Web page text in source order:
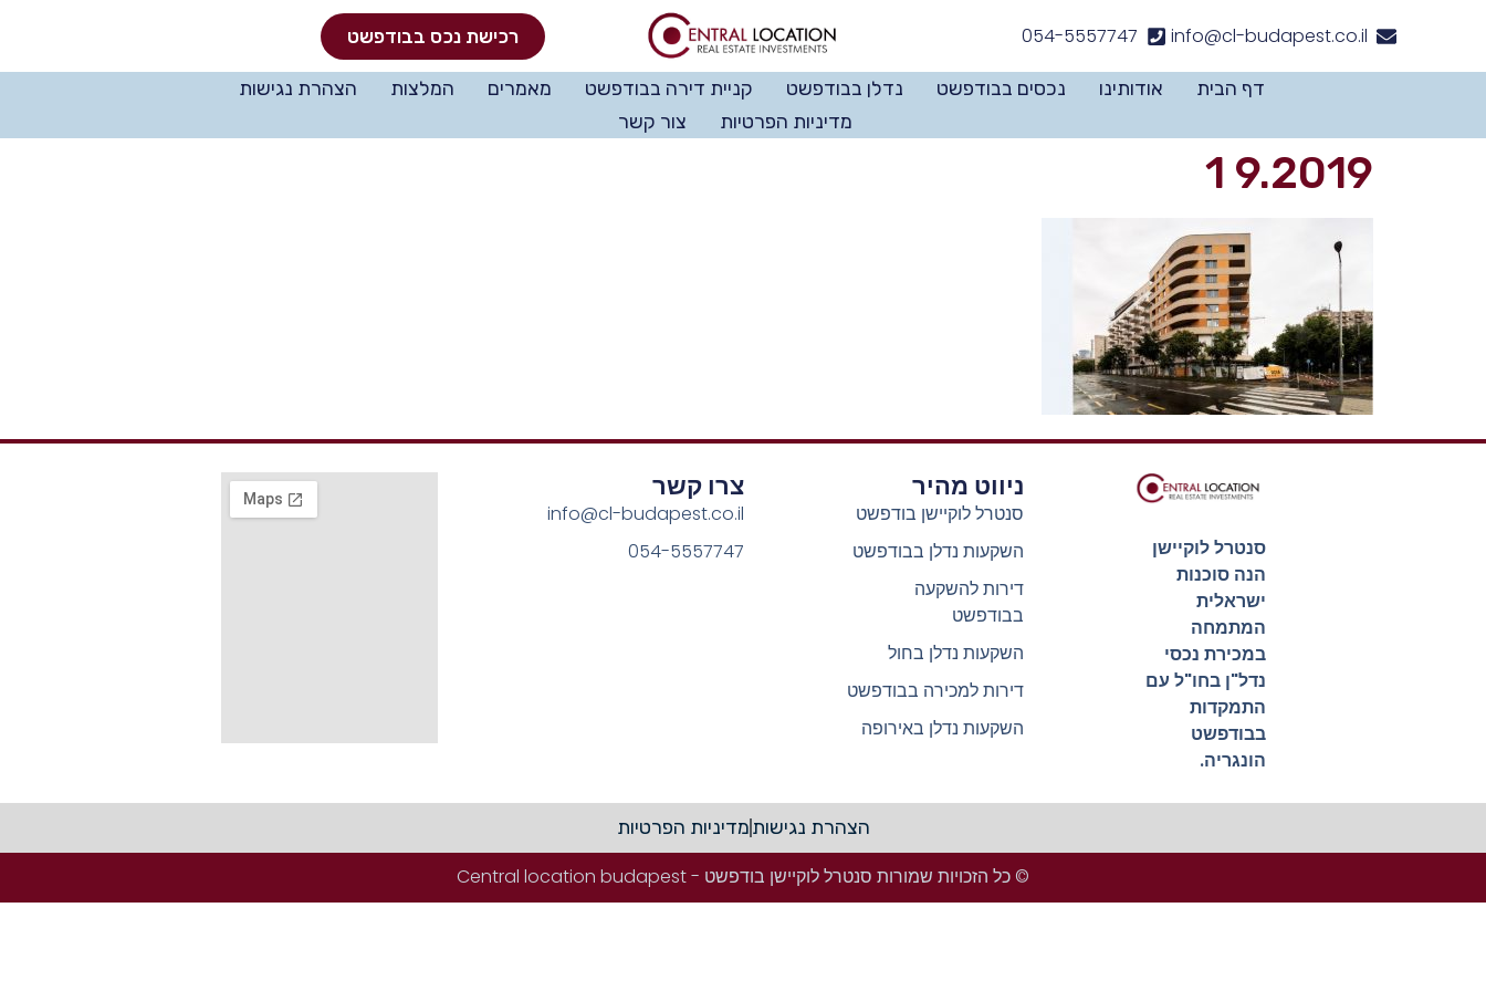
info@cl-budapest.co.il
054-5557747 רכישת נכס בבודפשט
דף הבית אודותינו נכסים בבודפשט נדלן בבודפשט קניית דירה בבודפשט מאמרים המלצות
הצהרת נגישות
מדיניות הפרטיות
צור קשר
9.2019 1
סנטרל לוקיישן
הנה סוכנות
ישראלית
המתמחה
במכירת נכסי
נדל"ן בחו"ל עם
התמקדות
בבודפשט
הונגריה.
ניווט מהיר
סנטרל לוקיישן בודפשט
השקעות נדלן בבודפשט
דירות להשקעה
בבודפשט
השקעות נדלן בחול
דירות למכירה בבודפשט
השקעות נדלן באירופה
צרו קשר
info@cl-budapest.co.il
054-5557747
הצהרת נגישותמדיניות הפרטיות
© כל הזכויות שמורות סנטרל לוקיישן בודפשט - Central location budapest